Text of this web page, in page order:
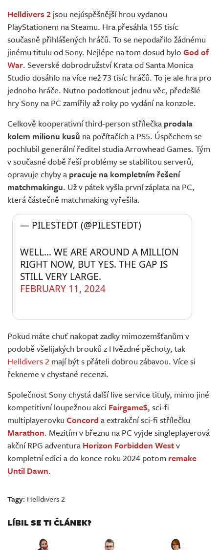
Živě
Helldivers 2 jsou nejúspěšnější hrou vydanou
PlayStationem na Steamu. Hra přesáhla 155 tisíc
současně přihlášených hráčů. To se nepodařilo žádnému
jinému titulu od Sony. Nejlépe na tom dosud bylo God of
War. Severské dobrodružství Krata od Santa Monica
Studio dosáhlo na více než 73 tisíc hráčů. To je ale hra pro
jednoho hráče. Nutno podotknout jednu věc, předešlé
hry Sony na PC zamířily až roky po vydání na konzole.
Celkově kooperativní third-person střílečka prodala
kolem milionu kusů na počítačích a PS5. Úspěchem se
pochlubil generální ředitel studia Arrowhead Games. Tým
v současné době řeší problémy se stabilitou serverů,
opravuje chyby a pracuje na kompletním řešení
matchmakingu. Už v pátek vyšla první záplata na PC,
která částečně matchmaking vyřešila.
WELL... WE ARE AROUND A MILLION
RIGHT NOW, BUT YES. THE GAP IS
STILL VERY LARGE.
— PILESTEDT (@PILESTEDT)
FEBRUARY 11, 2024
Pokud máte chuť nakopat zadky mimozemšťanům v
podobě všelijakých brouků z Hvězdné pěchoty, tak
Helldivers 2 mají být s přáteli dobrou zábavou. Více si
řekneme v chystané recenzi.
Společnost Sony chystá další live service tituly, mimo jiné
kompetitivní loupežnou akci Fairgame$, sci-fi
multiplayerovku Concord a extrakční sci-fi střílečku
Marathon. Mezitím v březnu na PC vyjde singleplayerová
akční RPG adventura Horizon Forbidden Westv
kompletní edici a do konce roku 2024 potom remake
Until Dawn.
Tagy: Helldivers 2
LÍBIL SE TI ČLÁNEK?